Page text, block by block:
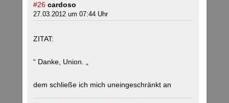
#26 cardoso
27.03.2012 um 07:44 Uhr
ZITAT:
“ Danke, Union. „
dem schließe ich mich uneingeschränkt an